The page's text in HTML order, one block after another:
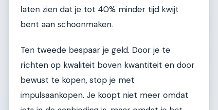
laten zien dat je tot 40% minder tijd kwijt
bent aan schoonmaken.
Ten tweede bespaar je geld. Door je te
richten op kwaliteit boven kwantiteit en door
bewust te kopen, stop je met
impulsaankopen. Je koopt niet meer omdat